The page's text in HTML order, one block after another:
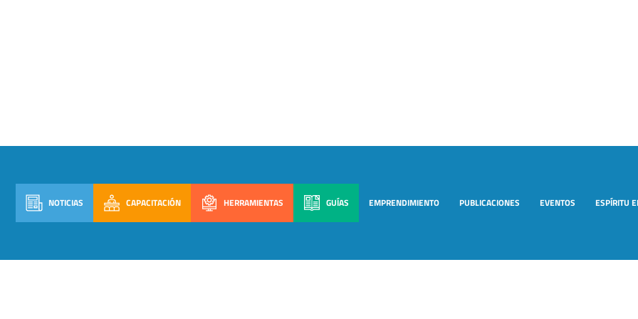
NOTICIAS CAPACITACIÓN HERRAMIENTAS GUÍAS EMPRENDIMIENTO PUBLICACIONES EVENTOS ESPÍRITU